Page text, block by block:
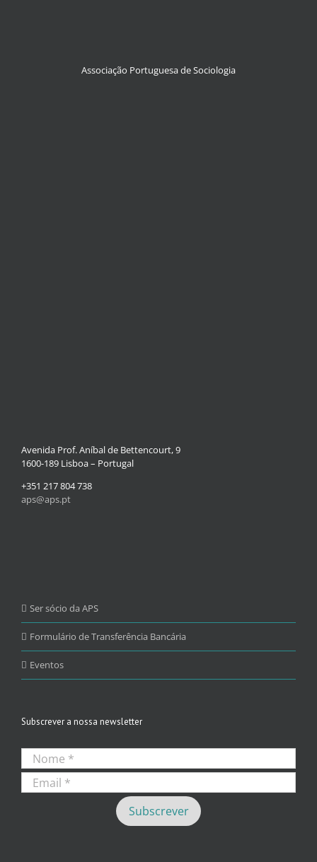
Associação Portuguesa de Sociologia
Avenida Prof. Aníbal de Bettencourt, 9
1600-189 Lisboa – Portugal
+351 217 804 738
aps@aps.pt
Ser sócio da APS
Formulário de Transferência Bancária
Eventos
Subscrever a nossa newsletter